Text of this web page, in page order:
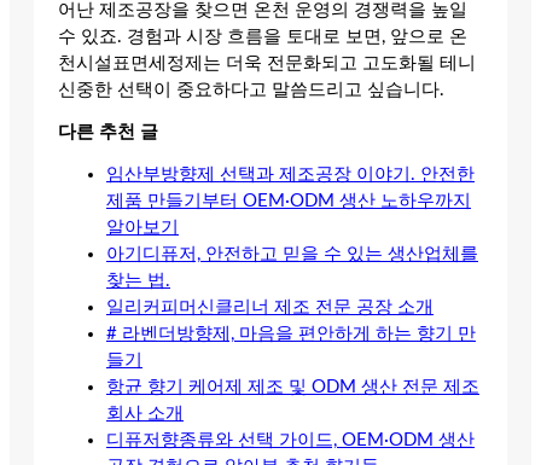
어난 제조공장을 찾으면 온천 운영의 경쟁력을 높일
수 있죠. 경험과 시장 흐름을 토대로 보면, 앞으로 온
천시설표면세정제는 더욱 전문화되고 고도화될 테니
신중한 선택이 중요하다고 말씀드리고 싶습니다.
다른 추천 글
임산부방향제 선택과 제조공장 이야기. 안전한
제품 만들기부터 OEM·ODM 생산 노하우까지
알아보기
아기디퓨저, 안전하고 믿을 수 있는 생산업체를
찾는 법.
일리커피머신클리너 제조 전문 공장 소개
# 라벤더방향제, 마음을 편안하게 하는 향기 만
들기
항균 향기 케어제 제조 및 ODM 생산 전문 제조
회사 소개
디퓨저향종류와 선택 가이드, OEM·ODM 생산